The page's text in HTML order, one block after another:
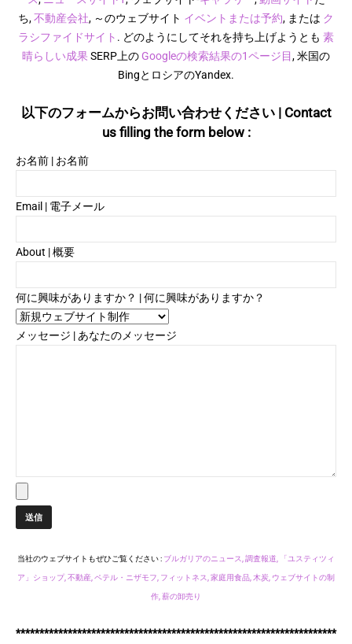
ち,不動産会社, ～のウェブサイト イベントまたは予約, または ク
ラシファイドサイト . どのようにしてそれを持ち上げようとも 素
晴らしい成果 SERP上のGoogleの検索結果の1ページ目, 米国の
BingとロシアのYandex.
以下のフォームからお問い合わせください | Contact
us filling the form below :
お名前 | お名前
Email | 電子メール
About | 概要
何に興味がありますか？ | 何に興味がありますか？
メッセージ | あなたのメッセージ
当社のウェブサイトもぜひご覧ください : ブルガリアのニュース, 調査報道, 「ユスティツィ
ア」ショップ, 不動産, ペテル・ニザモフ, フィットネス, 家庭用食品, 木炭, ウェブサイトの制
作, 薪の卸売り
********************************************************************